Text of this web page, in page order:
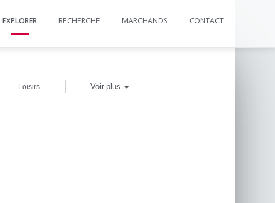
EXPLORER RECHERCHE MARCHANDS CONTACT
Loisirs | Voir plus